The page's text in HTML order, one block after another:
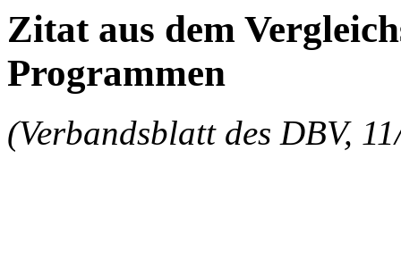
Zitat aus dem
Programmen
(Verbandsblatt des DBV,